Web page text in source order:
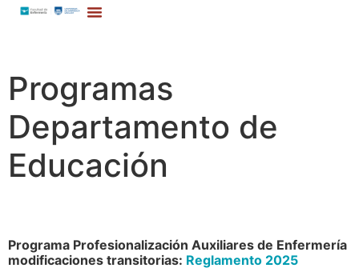
Programas
Departamento de
Educación
Programa Profesionalización Auxiliares de Enfermería
modificaciones transitorias: Reglamento 2025